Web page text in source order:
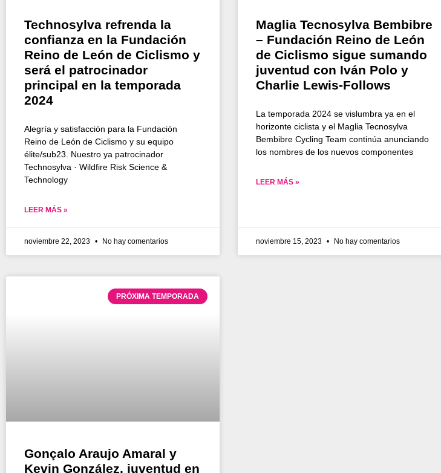
Technosylva refrenda la
confianza en la Fundación
Reino de León de Ciclismo y
será el patrocinador
principal en la temporada
2024
Alegría y satisfacción para la Fundación
Reino de León de Ciclismo y su equipo
élite/sub23. Nuestro ya patrocinador
Technosylva · Wildfire Risk Science &
Technology
LEER MÁS »
noviembre 22, 2023 No hay comentarios
Maglia Tecnosylva Bembibre
– Fundación Reino de León
de Ciclismo sigue sumando
juventud con Iván Polo y
Charlie Lewis-Follows
La temporada 2024 se vislumbra ya en el
horizonte ciclista y el Maglia Tecnosylva
Bembibre Cycling Team continúa anunciando
los nombres de los nuevos componentes
LEER MÁS »
noviembre 15, 2023 No hay comentarios
PRÓXIMA TEMPORADA
Gonçalo Araujo Amaral y
Kevin González, juventud en